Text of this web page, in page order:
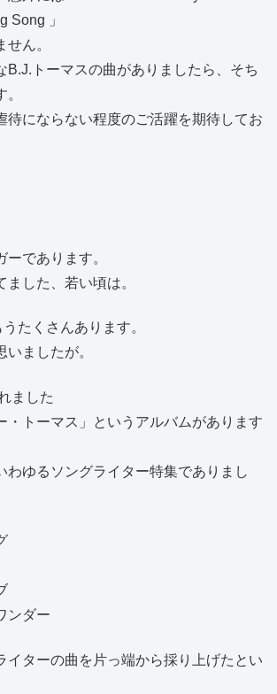
Song 」
せん。
B.J.トーマスの曲がありましたら、そち
待にならない程度のご活躍を期待してお
であります。
した、若い頃は。
たくさんあります。
いましたが。
ました
・トーマス」というアルバムがあります
わゆるソングライター特集でありまし
ンダー
イターの曲を片っ端から採り上げたとい